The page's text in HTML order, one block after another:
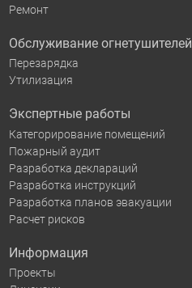
Ремонт
Обслуживание огнетушителей
Перезарядка
Утилизация
Экспертные работы
Категорирование помещений
Пожарный аудит
Разработка деклараций
Разработка инструкций
Разработка планов эвакуации
Расчет рисков
Информация
Проекты